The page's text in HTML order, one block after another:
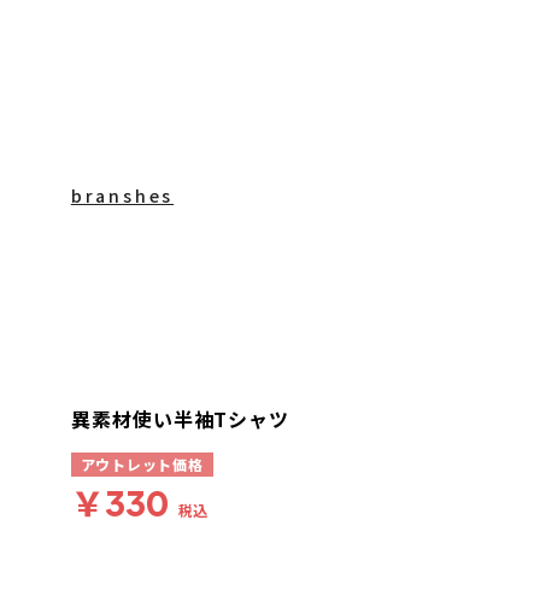
branshes
異素材使い半袖Tシャツ
アウトレット価格
￥330 税込